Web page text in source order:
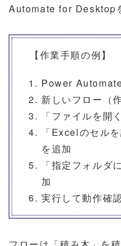
Automate for Desktop
【作業手順の例】
Power
新しいフロー（
「ファイルを開
「Excelのセル
を追加
「指定フォルダ
加
実行して動作確